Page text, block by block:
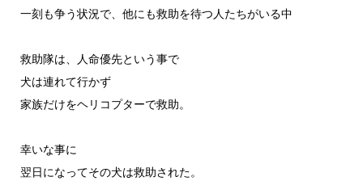
一刻も争う状況で、他にも救助を待つ人たちがいる中
救助隊は、人命優先という事で
犬は連れて行かず
家族だけをヘリコプターで救助。
幸いな事に
翌日になってその犬は救助された。